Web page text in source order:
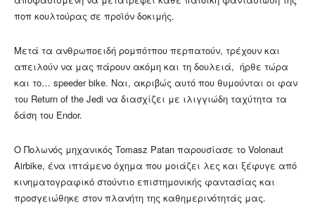
ποπ κουλτούρας σε προϊόν δοκιμής.
Μετά τα ανθρωποειδή ρομπότπου περπατούν, τρέχουν και
απειλούν να μας πάρουν ακόμη και τη δουλειά, ήρθε τώρα
και το… speeder bike. Ναι, ακριβώς αυτό που θυμούνται οι φαν
του Return of the Jedi να διασχίζει με ιλιγγιώδη ταχύτητα τα
δάση του Endor.
Ο Πολωνός μηχανικός Tomasz Patan παρουσίασε το Volonaut
Airbike, ένα ιπτάμενο όχημα που μοιάζει λες και ξέφυγε από
κινηματογραφικό στούντιο επιστημονικής φαντασίας και
προσγειώθηκε στον πλανήτη της καθημερινότητάς μας.